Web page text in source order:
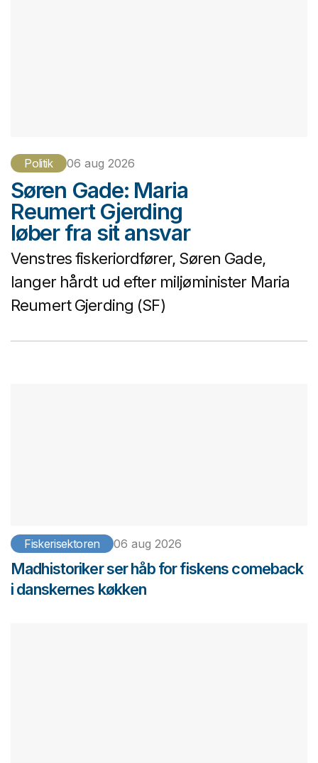
Politik 06 aug 2026
Søren Gade: Maria
Reumert Gjerding
løber fra sit ansvar
Venstres fiskeriordfører, Søren Gade,
langer hårdt ud efter miljøminister Maria
Reumert Gjerding (SF)
Fiskerisektoren 06 aug 2026
Madhistoriker ser håb for fiskens comeback
i danskernes køkken